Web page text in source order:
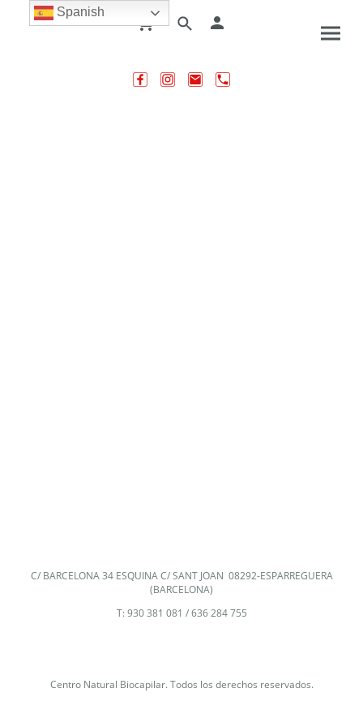
C/ BARCELONA 34 ESQUINA C/ SANT JOAN 08292-ESPARREGUERA
(BARCELONA)
T: 930 381 081 / 636 284 755
Centro Natural Biocapilar. Todos los derechos reservados.
Spanish